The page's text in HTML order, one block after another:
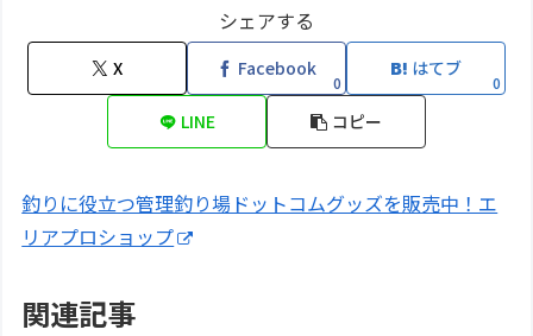
シェアする
X Facebook
0
はてブ
0
LINE コピー
釣りに役立つ管理釣り場ドットコムグッズを販売中！エ
リアプロショップ
関連記事